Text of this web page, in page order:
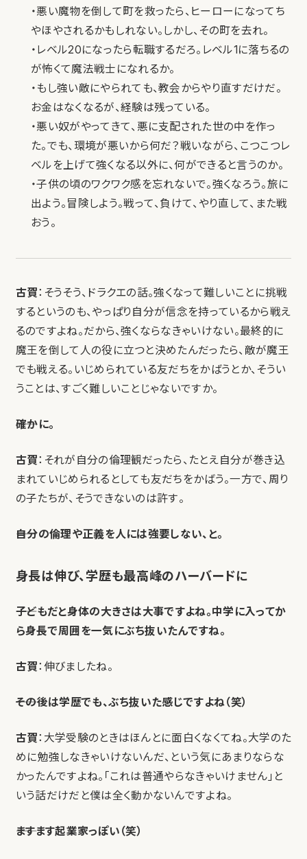
・悪い魔物を倒して町を救ったら、ヒーローになってち
やほやされるかもしれない。しかし、その町を去れ。
・レベル20になったら転職するだろ。レベル1に落ちるの
が怖くて魔法戦士になれるか。
・もし強い敵にやられても、教会からやり直すだけだ。
お金はなくなるが、経験は残っている。
・悪い奴がやってきて、悪に支配された世の中を作っ
た。でも、環境が悪いから何だ？戦いながら、こつこつレ
ベルを上げて強くなる以外に、何ができると言うのか。
・子供の頃のワクワク感を忘れないで。強くなろう。旅に
出よう。冒険しよう。戦って、負けて、やり直して、また戦
おう。
古賀：そうそう、ドラクエの話。強くなって難しいことに挑戦
するというのも、やっぱり自分が信念を持っているから戦え
るのですよね。だから、強くならなきゃいけない。最終的に
魔王を倒して人の役に立つと決めたんだったら、敵が魔王
でも戦える。いじめられている友だちをかばうとか、そうい
うことは、すごく難しいことじゃないですか。
――確かに。
古賀：それが自分の倫理観だったら、たとえ自分が巻き込
まれていじめられるとしても友だちをかばう。一方で、周り
の子たちが、そうできないのは許す。
――自分の倫理や正義を人には強要しない、と。
身長は伸び、学歴も最高峰のハーバードに
――子どもだと身体の大きさは大事ですよね。中学に入ってか
ら身長で周囲を一気にぶち抜いたんですね。
古賀：伸びましたね。
――その後は学歴でも、ぶち抜いた感じですよね（笑）
古賀：大学受験のときはほんとに面白くなくてね。大学のた
めに勉強しなきゃいけないんだ、という気にあまりならな
かったんですよね。「これは普通やらなきゃいけません」と
いう話だけだと僕は全く動かないんですよね。
――ますます起業家っぽい（笑）